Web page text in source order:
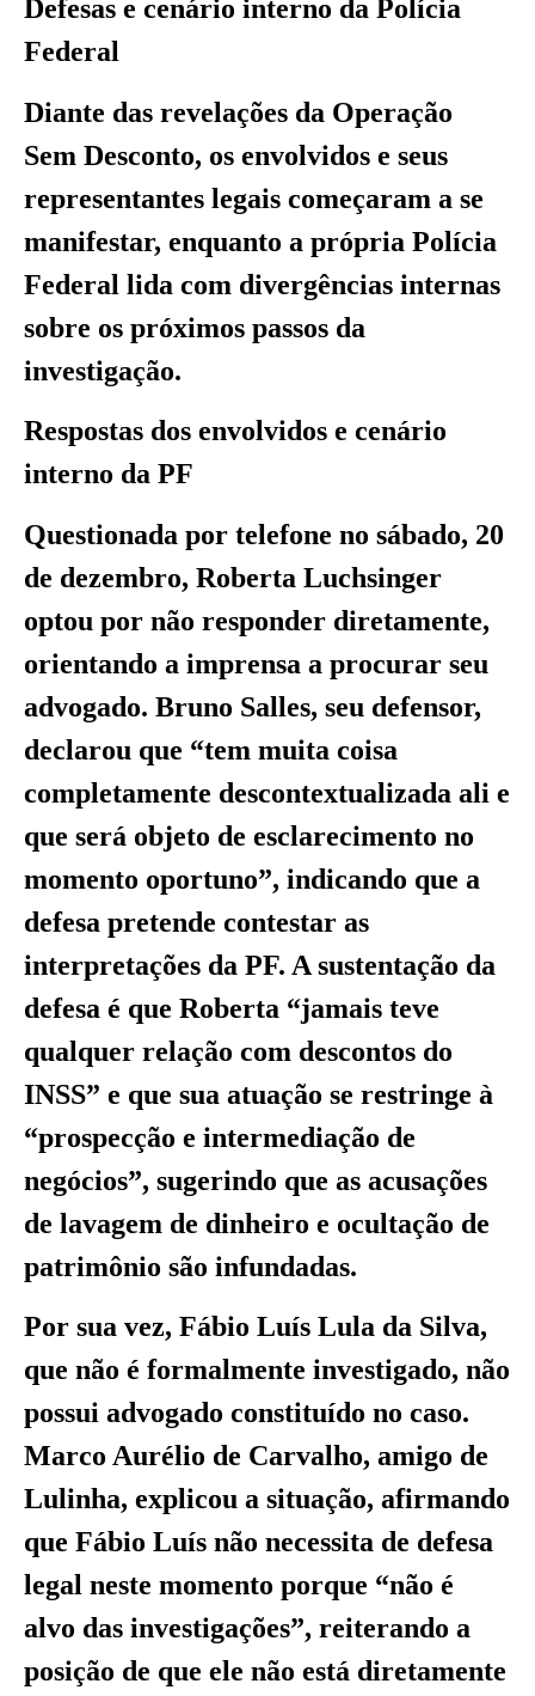
Defesas e cenário interno da Polícia
Federal
Diante das revelações da Operação
Sem Desconto, os envolvidos e seus
representantes legais começaram a se
manifestar, enquanto a própria Polícia
Federal lida com divergências internas
sobre os próximos passos da
investigação.
Respostas dos envolvidos e cenário
interno da PF
Questionada por telefone no sábado, 20
de dezembro, Roberta Luchsinger
optou por não responder diretamente,
orientando a imprensa a procurar seu
advogado. Bruno Salles, seu defensor,
declarou que “tem muita coisa
completamente descontextualizada ali e
que será objeto de esclarecimento no
momento oportuno”, indicando que a
defesa pretende contestar as
interpretações da PF. A sustentação da
defesa é que Roberta “jamais teve
qualquer relação com descontos do
INSS” e que sua atuação se restringe à
“prospecção e intermediação de
negócios”, sugerindo que as acusações
de lavagem de dinheiro e ocultação de
patrimônio são infundadas.
Por sua vez, Fábio Luís Lula da Silva,
que não é formalmente investigado, não
possui advogado constituído no caso.
Marco Aurélio de Carvalho, amigo de
Lulinha, explicou a situação, afirmando
que Fábio Luís não necessita de defesa
legal neste momento porque “não é
alvo das investigações”, reiterando a
posição de que ele não está diretamente